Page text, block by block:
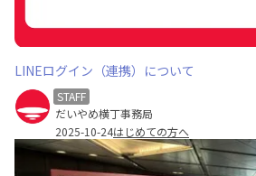
LINEログイン（連携）について
STAFF
だいやめ横丁事務局
2025-10-24はじめての方へ